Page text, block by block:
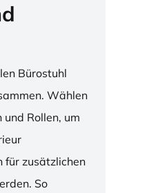
Bürostuhl
Wählen
Rollen, um
für zusätzlichen
So